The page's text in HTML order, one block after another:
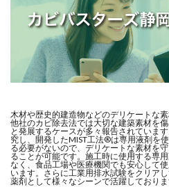
木材や歴史的建造物などのデリケートな
他社のカビ除去法では大切な建築素材を
と発展するケースが多々報告されていま
究し、開発したMIST工法®は専用液剤を
る必要がないので、デリケートな素材を
ることが可能です。施工時に使用する専
なく、食品工場や医療機関でも安心して
います。さらに工業用排水試験をクリア
薬剤として様々なシーンで活躍しておりま